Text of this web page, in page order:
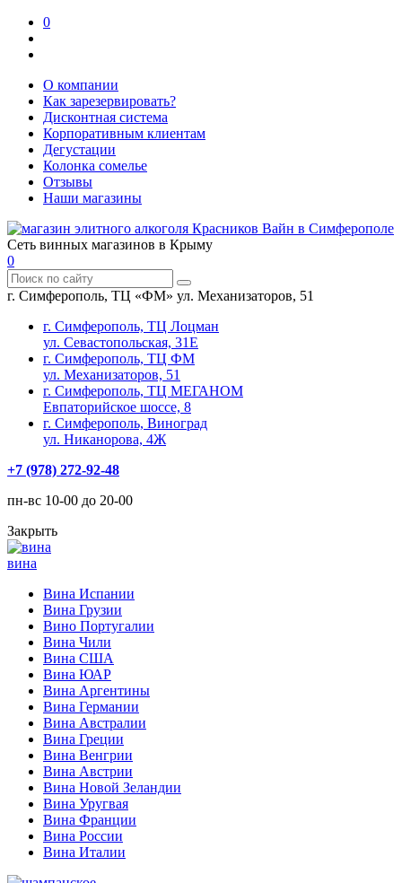
0
О компании
Как зарезервировать?
Дисконтная система
Корпоративным клиентам
Дегустации
Колонка сомелье
Отзывы
Наши магазины
Сеть винных магазинов в Крыму
0
г. Симферополь, ТЦ «ФМ» ул. Механизаторов, 51
г. Симферополь, ТЦ Лоцман
ул. Севастопольская, 31Е
г. Симферополь, ТЦ ФМ
ул. Механизаторов, 51
г. Симферополь, ТЦ МЕГАНОМ
Евпаторийское шоссе, 8
г. Симферополь, Виноград
ул. Никанорова, 4Ж
+7 (978) 272-92-48
пн-вс 10-00 до 20-00
Закрыть
вина
Вина Испании
Вина Грузии
Вино Португалии
Вина Чили
Вина США
Вина ЮАР
Вина Аргентины
Вина Германии
Вина Австралии
Вина Греции
Вина Венгрии
Вина Австрии
Вина Новой Зеландии
Вина Уругвая
Вина Франции
Вина России
Вина Италии